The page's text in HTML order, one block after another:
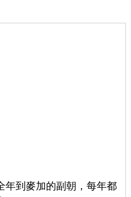
年到麥加的副朝，每年都